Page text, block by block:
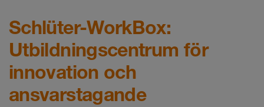
Schlüter-WorkBox:
Utbildningscentrum för
innovation och
ansvarstagande